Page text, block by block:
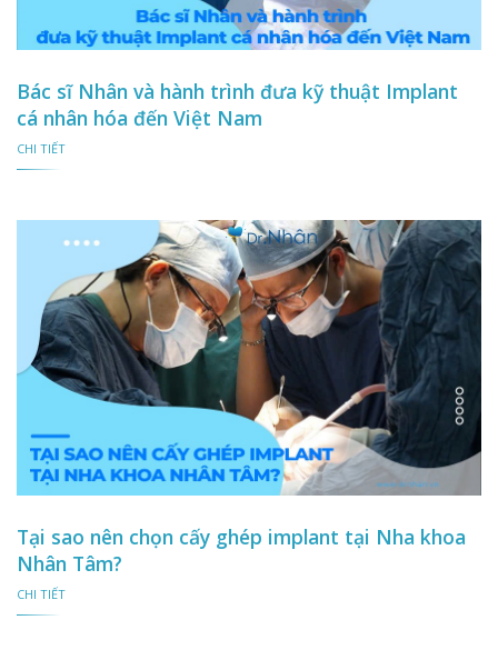
Bác sĩ Nhân và hành trình đưa kỹ thuật Implant
cá nhân hóa đến Việt Nam
CHI TIẾT
Tại sao nên chọn cấy ghép implant tại Nha khoa
Nhân Tâm?
CHI TIẾT